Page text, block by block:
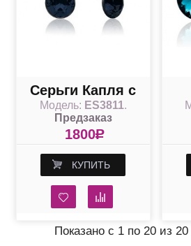
Серьги Капля с
темно-синими
кристаллами
Сваровски
Модель: ES3811.
Предзаказ
1800R
КУПИТЬ
Показано с 1 по 20 из